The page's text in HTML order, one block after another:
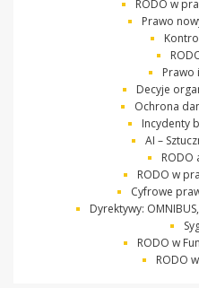
RODO w
Prawo
Prawo
Decyje
Ochrona
Incydenty
AI –
RODO
RODO w
Cyfrowe
Dyrektywy:
RODO w
RODO